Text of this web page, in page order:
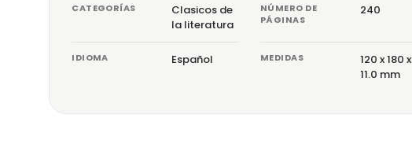
CATEGORÍAS
Clasicos de
la literatura
NÚMERO DE
PÁGINAS
240
IDIOMA Español MEDIDAS
120 x 180 x
11.0 mm